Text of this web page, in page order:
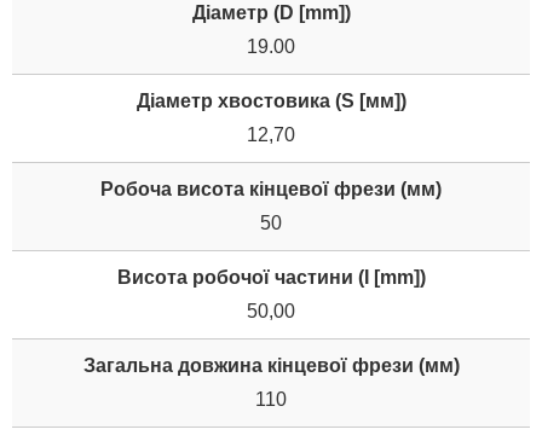
Діаметр (D [mm])
19.00
Діаметр хвостовика (S [мм])
12,70
Робоча висота кінцевої фрези (мм)
50
Висота робочої частини (I [mm])
50,00
Загальна довжина кінцевої фрези (мм)
110